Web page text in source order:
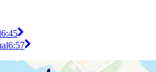
6:45
6:57